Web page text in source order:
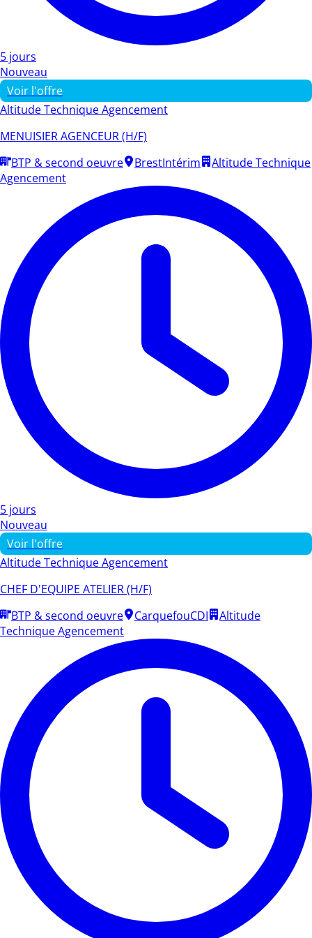
5 jours
Nouveau
Voir l'offre
Altitude Technique Agencement
MENUISIER AGENCEUR (H/F)
BTP & second oeuvre
BrestIntérim
Altitude Technique
Agencement
5 jours
Nouveau
Voir l'offre
Altitude Technique Agencement
CHEF D'EQUIPE ATELIER (H/F)
BTP & second oeuvre
CarquefouCDI
Altitude
Technique Agencement